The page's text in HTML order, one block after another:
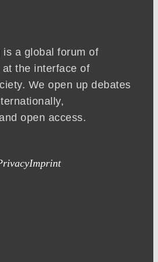
is a global forum of
the interface of
We open up debates
open access.
Imprint